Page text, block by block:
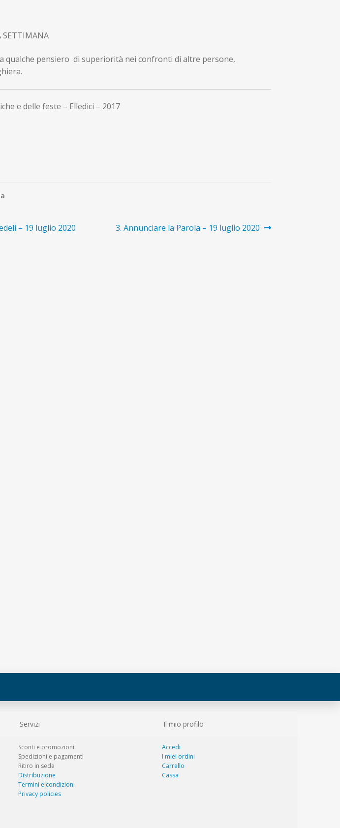
SETTIMANA
qualche pensiero di superiorità nei confronti di altre persone,
e delle feste – Elledici – 2017
– 19 luglio 2020
Articolo
3. Annunciare la Parola – 19 luglio 2020
Servizi Il mio profilo
Sconti e promozioni
Spedizioni e pagamenti
Ritiro in sede
Distribuzione
Termini e condizioni
Privacy policies
Accedi
I miei ordini
Carrello
Cassa